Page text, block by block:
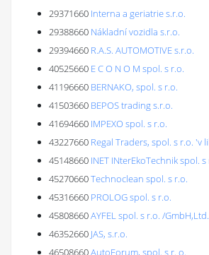
29371660 Interna a geriatrie s.r.o.
29388660 Nákladní vozidla s.r.o.
29394660 R.A.S. AUTOMOTIVE s.r.o.
40525660 E C O N O M spol. s r.o.
41196660 BERNAKO, spol. s r.o.
41503660 BEPOS trading s.r.o.
41694660 IMPEXO spol. s r.o.
43227660 Regal Traders, spol. s r.o. 'v
45148660 INET INterEkoTechnik spol. s
45270660Technoclean spol. s r.o.
45316660 PROLOG spol. s r.o.
45808660AYFEL spol. s r.o. /
46352660 JAS, s.r.o.
46508660AutoForum, spol. s r. o.